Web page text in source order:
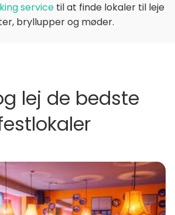
servicetil at finde lokaler til leje
bryllupper og møder.
lej de bedste